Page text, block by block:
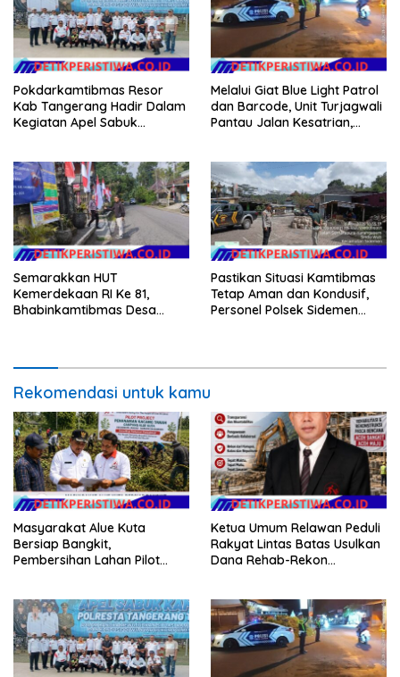
Pokdarkamtibmas Resor
Kab Tangerang Hadir Dalam
Kegiatan Apel Sabuk
Melalui Giat Blue Light Patrol
dan Barcode, Unit Turjagwali
Pantau Jalan Kesatrian,
Semarakkan HUT
Kemerdekaan RI Ke 81,
Bhabinkamtibmas Desa
Pastikan Situasi Kamtibmas
Tetap Aman dan Kondusif,
Personel Polsek Sidemen
Rekomendasi untuk kamu
Masyarakat Alue Kuta
Bersiap Bangkit,
Pembersihan Lahan Pilot
Ketua Umum Relawan Peduli
Rakyat Lintas Batas Usulkan
Dana Rehab-Rekon
Pemerintah Pusat